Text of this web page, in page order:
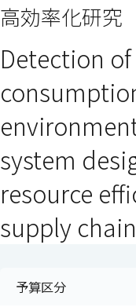
ドウで開きます）
ンドウで開きます）
ウインドウで開きま
高効率化研究
Detection
system
resource
supply chain
予算区分